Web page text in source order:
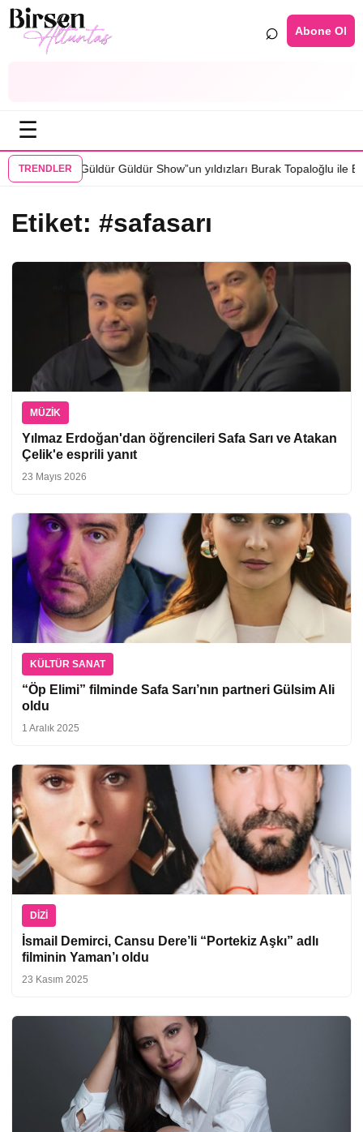
⌕ Abone Ol
☰
TRENDLER
•“Güldür Güldür Show”un yıldızları Burak Topaloğlu ile
Etiket: #safasarı
MÜZIK
Yılmaz Erdoğan'dan öğrencileri Safa Sarı ve Atakan
Çelik'e esprili yanıt
23 Mayıs 2026
KÜLTÜR SANAT
“Öp Elimi” filminde Safa Sarı’nın partneri Gülsim Ali
oldu
1 Aralık 2025
DIZI
İsmail Demirci, Cansu Dere’li “Portekiz Aşkı” adlı
filminin Yaman’ı oldu
23 Kasım 2025